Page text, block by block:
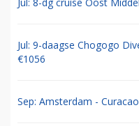
Jul: 9-daagse Chogogo
€1056
Sep: Amsterdam -